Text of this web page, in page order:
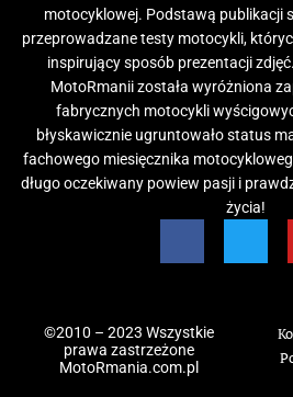
motocyklowej. Podstawą publikacji
przeprowadzane testy motocykli,
inspirujący sposób prezentacji
MotoRmanii została wyróżniona
fabrycznych motocykli
błyskawicznie ugruntowało status
fachowego miesięcznika
długo oczekiwany powiew pasji i
życia!
©2010 – 2023 Wszystkie
prawa zastrzeżone
MotoRmania.com.pl